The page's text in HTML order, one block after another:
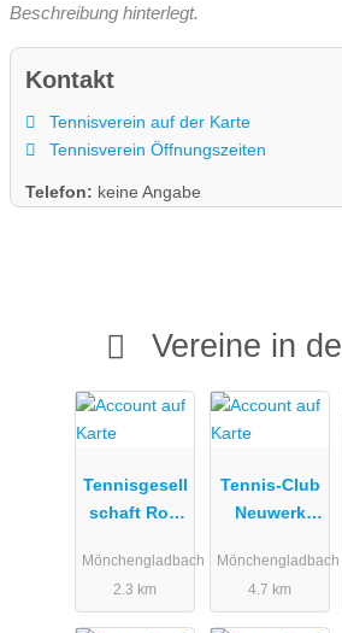
Beschreibung hinterlegt.
Kontakt
Tennisverein auf der Karte
Tennisverein Öffnungszeiten
Telefon: keine Angabe
Vereine in
Tennisgesell
schaft Rot-
Mönchengladbach
2.3 km
Tennis-Club
Neuwerk
(TCN)
Mönchengladbach
4.7 km